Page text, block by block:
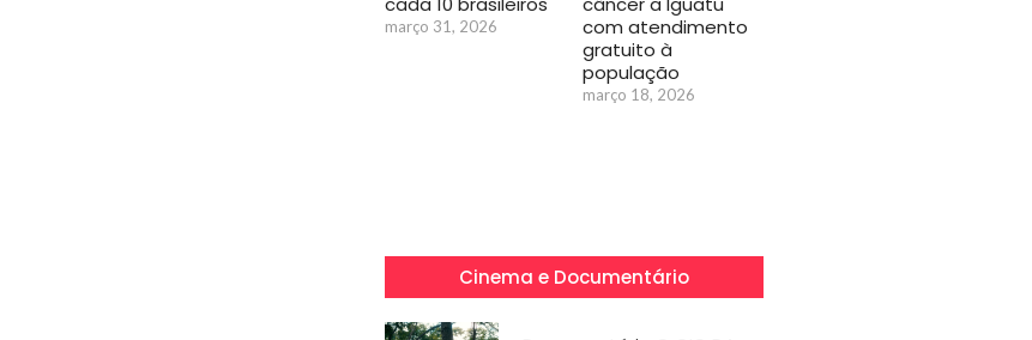
março 31, 2026
com atendimento
gratuito à
população
março 18, 2026
Cinema e Documentário